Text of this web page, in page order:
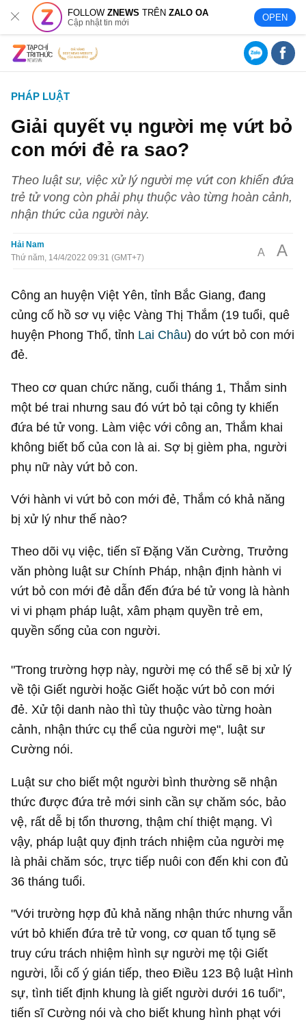
FOLLOWZNEWS TRÊNZALO OA
Cập nhật tin mới OPEN
PHÁP LUẬT
Giải quyết vụ người mẹ vứt bỏ
con mới đẻ ra sao?
Theo luật sư, việc xử lý người mẹ vứt con khiến đứa
trẻ tử vong còn phải phụ thuộc vào từng hoàn cảnh,
nhận thức của người này.
Hải Nam
Thứ năm, 14/4/2022 09:31 (GMT+7)
A A
Công an huyện Việt Yên, tỉnh Bắc Giang, đang
củng cố hồ sơ vụ việc Vàng Thị Thắm (19 tuổi, quê
huyện Phong Thổ, tỉnh Lai Châu) do vứt bỏ con mới
đẻ.
Theo cơ quan chức năng, cuối tháng 1, Thắm sinh
một bé trai nhưng sau đó vứt bỏ tại công ty khiến
đứa bé tử vong. Làm việc với công an, Thắm khai
không biết bố của con là ai. Sợ bị gièm pha, người
phụ nữ này vứt bỏ con.
Với hành vi vứt bỏ con mới đẻ, Thắm có khả năng
bị xử lý như thế nào?
Theo dõi vụ việc, tiến sĩ Đặng Văn Cường, Trưởng
văn phòng luật sư Chính Pháp, nhận định hành vi
vứt bỏ con mới đẻ dẫn đến đứa bé tử vong là hành
vi vi phạm pháp luật, xâm phạm quyền trẻ em,
quyền sống của con người.
"Trong trường hợp này, người mẹ có thể sẽ bị xử lý
về tội Giết người hoặc Giết hoặc vứt bỏ con mới
đẻ. Xử tội danh nào thì tùy thuộc vào từng hoàn
cảnh, nhận thức cụ thể của người mẹ", luật sư
Cường nói.
Luật sư cho biết một người bình thường sẽ nhận
thức được đứa trẻ mới sinh cần sự chăm sóc, bảo
vệ, rất dễ bị tổn thương, thậm chí thiệt mạng. Vì
vậy, pháp luật quy định trách nhiệm của người mẹ
là phải chăm sóc, trực tiếp nuôi con đến khi con đủ
36 tháng tuổi.
"Với trường hợp đủ khả năng nhận thức nhưng vẫn
vứt bỏ khiến đứa trẻ tử vong, cơ quan tố tụng sẽ
truy cứu trách nhiệm hình sự người mẹ tội Giết
người, lỗi cố ý gián tiếp, theo Điều 123 Bộ luật Hình
sự, tình tiết định khung là giết người dưới 16 tuổi",
tiến sĩ Cường nói và cho biết khung hình phạt với